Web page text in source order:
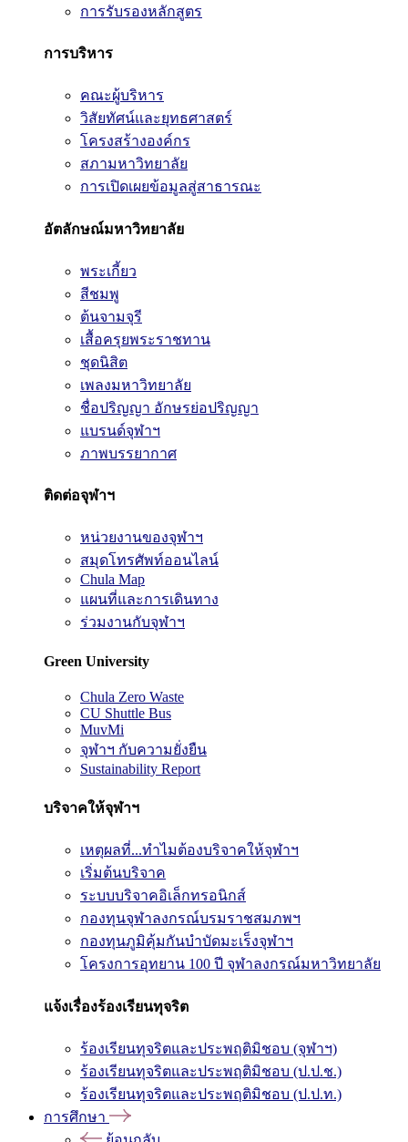
การรับรองหลักสูตร
การบริหาร
คณะผู้บริหาร
วิสัยทัศน์และยุทธศาสตร์
โครงสร้างองค์กร
สภามหาวิทยาลัย
การเปิดเผยข้อมูลสู่สาธารณะ
อัตลักษณ์มหาวิทยาลัย
พระเกี้ยว
สีชมพู
ต้นจามจุรี
เสื้อครุยพระราชทาน
ชุดนิสิต
เพลงมหาวิทยาลัย
ชื่อปริญญา อักษรย่อปริญญา
แบรนด์จุฬาฯ
ภาพบรรยากาศ
ติดต่อจุฬาฯ
หน่วยงานของจุฬาฯ
สมุดโทรศัพท์ออนไลน์
Chula Map
แผนที่และการเดินทาง
ร่วมงานกับจุฬาฯ
Green University
Chula Zero Waste
CU Shuttle Bus
MuvMi
จุฬาฯ กับความยั่งยืน
Sustainability Report
บริจาคให้จุฬาฯ
เหตุผลที่...ทำไมต้องบริจาคให้จุฬาฯ
เริ่มต้นบริจาค
ระบบบริจาคอิเล็กทรอนิกส์
กองทุนจุฬาลงกรณ์บรมราชสมภพฯ
กองทุนภูมิคุ้มกันบำบัดมะเร็งจุฬาฯ
โครงการอุทยาน 100 ปี จุฬาลงกรณ์มหาวิทยาลัย
แจ้งเรื่องร้องเรียนทุจริต
ร้องเรียนทุจริตและประพฤติมิชอบ (จุฬาฯ)
ร้องเรียนทุจริตและประพฤติมิชอบ (ป.ป.ช.)
ร้องเรียนทุจริตและประพฤติมิชอบ (ป.ป.ท.)
การศึกษา